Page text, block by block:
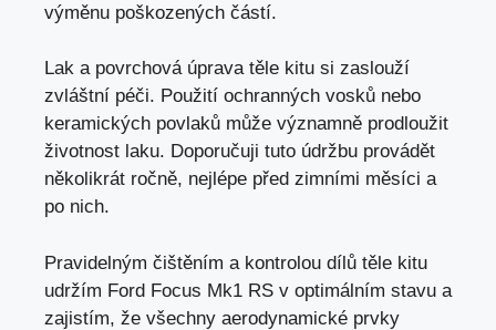
výměnu poškozených částí.
Lak a povrchová úprava těle kitu si zaslouží
zvláštní péči. Použití ochranných vosků nebo
keramických povlaků může významně prodloužit
životnost laku. Doporučuji tuto údržbu provádět
několikrát ročně, nejlépe před zimními měsíci a
po nich.
Pravidelným čištěním a kontrolou dílů těle kitu
udržím Ford Focus Mk1 RS v optimálním stavu a
zajistím, že všechny aerodynamické prvky